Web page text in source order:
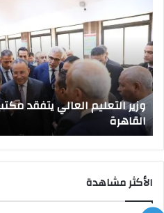
العالي
يتفقد
مكتب
التنسيق
الرئيسي
بجامعة
القاهرة
وزير التعليم العالي يتفقد
القاهرة
الأكثر مشاهدة